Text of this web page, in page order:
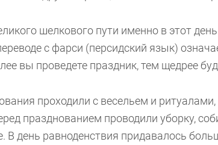
шелкового пути именно в этот
с фарси (персидский язык)
вы проведете праздник, тем щедрее
проходили с весельем и
празднованием проводили уборку,
В день равноденствия придавалось